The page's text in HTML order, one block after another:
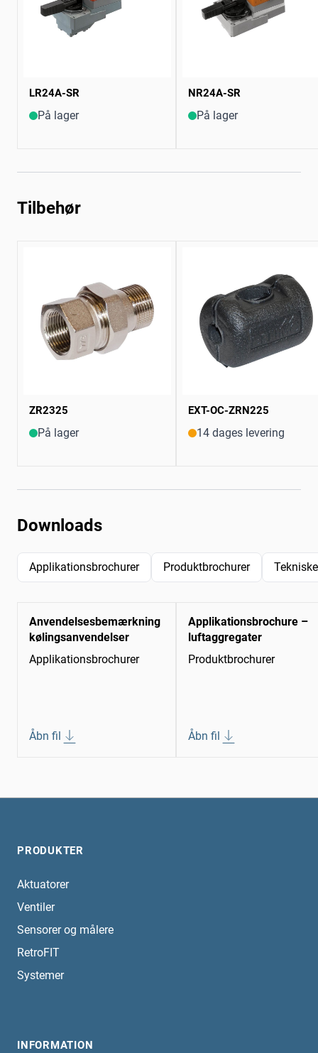
LR24A-SR
På lager
NR24A-SR
På lager
Tilbehør
ZR2325
På lager
EXT-OC-ZRN225
14 dages levering
Downloads
Applikationsbrochurer Produktbrochurer
Anvendelsesbemærkning
kølingsanvendelser
Applikationsbrochurer
Åbn fil
Applikationsbrochure –
luftaggregater
Produktbrochurer
Åbn fil
PRODUKTER
Aktuatorer
Ventiler
Sensorer og målere
RetroFIT
Systemer
INFORMATION